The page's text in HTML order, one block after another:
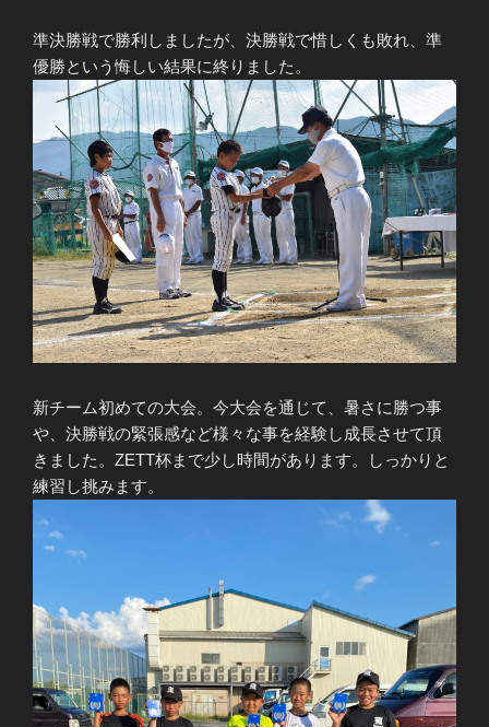
準決勝戦で勝利しましたが、決勝戦で惜しくも敗れ、準
優勝という悔しい結果に終りました。
新チーム初めての大会。今大会を通じて、暑さに勝つ事
や、決勝戦の緊張感など様々な事を経験し成長させて頂
きました。ZETT杯まで少し時間があります。しっかりと
練習し挑みます。